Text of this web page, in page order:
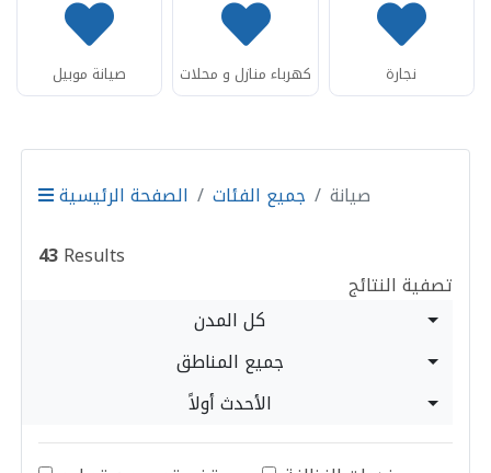
صيانة موبيل كهرباء منازل و محلات نجارة
الصفحة الرئيسية جميع الفئات
صيانة
43Results
تصفية النتائج
كل المدن
جميع المناطق
الأحدث أولاً